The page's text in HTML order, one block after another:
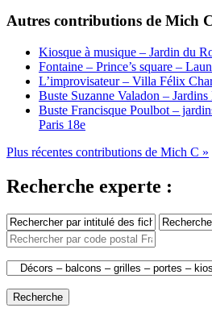
Autres contributions de Mich
Kiosque à musique – Jardin du
Fontaine – Prince’s square –
L’improvisateur – Villa Félix
Buste Suzanne Valadon –
Buste Francisque Poulbot –
Paris 18e
Plus récentes contributions de Mich C »
Recherche experte :